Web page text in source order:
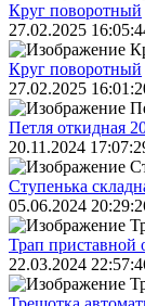
Круг поворотный
27.02.2025
Круг поворотный
27.02.2025
Петля откидная
20.11.2024
Ступенька
05.06.2024
Трап приставной
22.03.2024